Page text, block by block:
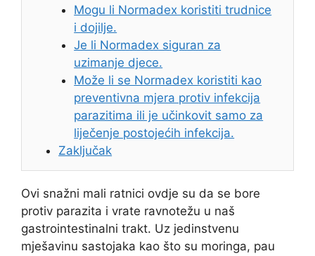
Mogu li Normadex koristiti trudnice
i dojilje.
Je li Normadex siguran za
uzimanje djece.
Može li se Normadex koristiti kao
preventivna mjera protiv infekcija
parazitima ili je učinkovit samo za
liječenje postojećih infekcija.
Zaključak
Ovi snažni mali ratnici ovdje su da se bore
protiv parazita i vrate ravnotežu u naš
gastrointestinalni trakt. Uz jedinstvenu
mješavinu sastojaka kao što su moringa, pau